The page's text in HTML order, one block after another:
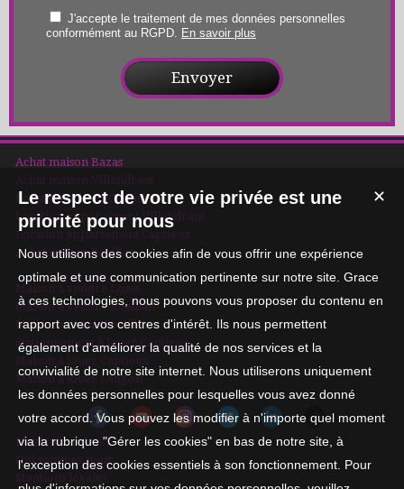
J'accepte le traitement de mes données personnelles
conformément au RGPD. En savoir plus
Achat maison Bazas
Achat maison Villandraut
Location maison Captieux
Location appartement Villandraut
Location appartement Captieux
Achat maison Roaillan
Maison à vendre Losse
Maison à vendre Roaillan
Maison à louer Noaillan
Stationnement à louer Captieux
Maison à louer Captieux
Maison à louer Langon
Nos Honoraires
Qui sommes-nous
Mentions légales
✕
Le respect de votre vie privée est une
priorité pour nous
Nous utilisons des cookies afin de vous offrir une expérience
optimale et une communication pertinente sur notre site. Grace
à ces technologies, nous pouvons vous proposer du contenu en
rapport avec vos centres d'intérêt. Ils nous permettent
également d'améliorer la qualité de nos services et la
convivialité de notre site internet. Nous utiliserons uniquement
les données personnelles pour lesquelles vous avez donné
votre accord. Vous pouvez les modifier à n'importe quel moment
via la rubrique "Gérer les cookies" en bas de notre site, à
l'exception des cookies essentiels à son fonctionnement. Pour